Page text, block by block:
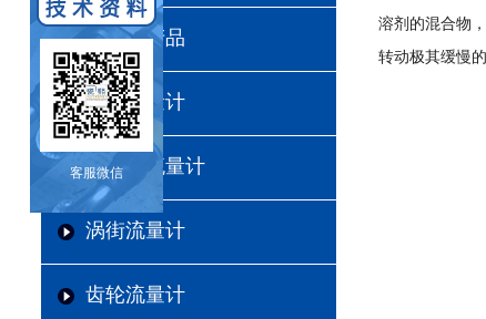
流量计产品
电磁流量计
超声波流量计
涡街流量计
齿轮流量计
溶剂的混合物
转动极其缓慢
客服微信